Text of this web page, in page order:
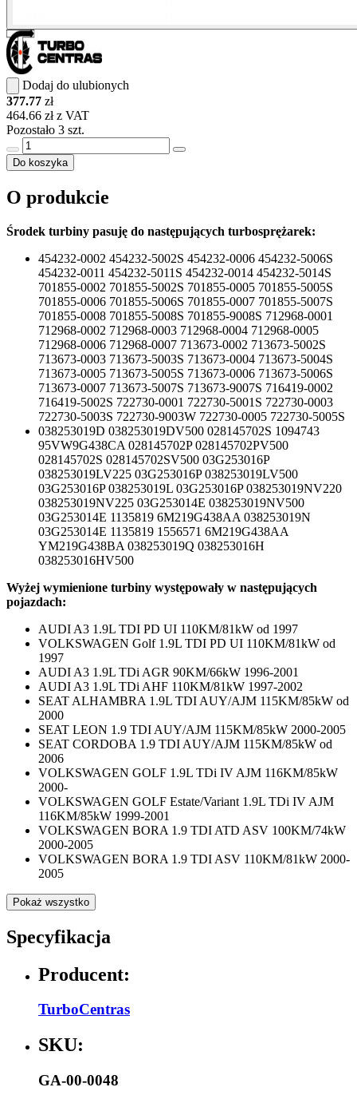
Dodaj do ulubionych
377.77 zł
464.66 zł z VAT
Pozostało 3 szt.
Do koszyka
O produkcie
Środek turbiny pasuję do następujących turbosprężarek:
454232-0002 454232-5002S 454232-0006 454232-5006S
454232-0011 454232-5011S 454232-0014 454232-5014S
701855-0002 701855-5002S 701855-0005 701855-5005S
701855-0006 701855-5006S 701855-0007 701855-5007S
701855-0008 701855-5008S 701855-9008S 712968-0001
712968-0002 712968-0003 712968-0004 712968-0005
712968-0006 712968-0007 713673-0002 713673-5002S
713673-0003 713673-5003S 713673-0004 713673-5004S
713673-0005 713673-5005S 713673-0006 713673-5006S
713673-0007 713673-5007S 713673-9007S 716419-0002
716419-5002S 722730-0001 722730-5001S 722730-0003
722730-5003S 722730-9003W 722730-0005 722730-5005S
038253019D 038253019DV500 028145702S 1094743
95VW9G438CA 028145702P 028145702PV500
028145702S 028145702SV500 03G253016P
038253019LV225 03G253016P 038253019LV500
03G253016P 038253019L 03G253016P 038253019NV220
038253019NV225 03G253014E 038253019NV500
03G253014E 1135819 6M219G438AA 038253019N
03G253014E 1135819 1556571 6M219G438AA
YM219G438BA 038253019Q 038253016H
038253016HV500
Wyżej wymienione turbiny występowały w następujących
pojazdach:
AUDI A3 1.9L TDI PD UI 110KM/81kW od 1997
VOLKSWAGEN Golf 1.9L TDI PD UI 110KM/81kW od
1997
AUDI A3 1.9L TDi AGR 90KM/66kW 1996-2001
AUDI A3 1.9L TDi AHF 110KM/81kW 1997-2002
SEAT ALHAMBRA 1.9L TDI AUY/AJM 115KM/85kW od
2000
SEAT LEON 1.9 TDI AUY/AJM 115KM/85kW 2000-2005
SEAT CORDOBA 1.9 TDI AUY/AJM 115KM/85kW od
2006
VOLKSWAGEN GOLF 1.9L TDi IV AJM 116KM/85kW
2000-
VOLKSWAGEN GOLF Estate/Variant 1.9L TDi IV AJM
116KM/85kW 1999-2001
VOLKSWAGEN BORA 1.9 TDI ATD ASV 100KM/74kW
2000-2005
VOLKSWAGEN BORA 1.9 TDI ASV 110KM/81kW 2000-
2005
Pokaż wszystko
Specyfikacja
Producent:
TurboCentras
SKU:
GA-00-0048